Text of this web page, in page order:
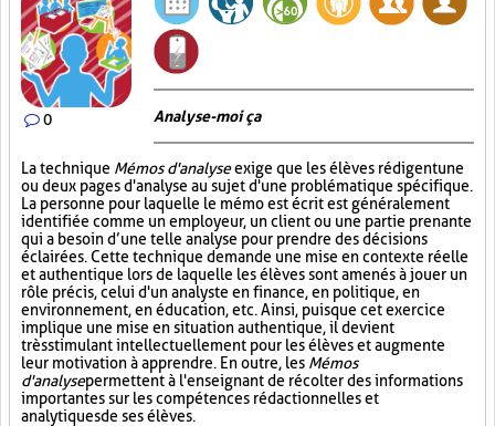
0 Analyse-moi ça
La technique Mémos d'analyseexige que les élèves rédigent une
ou deux pages d'analyse au sujet d'une problématique spécifique.
La personne pour laquelle le mémo est écrit est généralement
identifiée comme un employeur, un client ou une partie prenante
qui a besoin d’une telle analyse pour prendre des décisions
éclairées. Cette technique demande une mise en contexte réelle
et authentique lors de laquelle les élèves sont amenés à jouer un
rôle précis, celui d'un analyste en finance, en politique, en
environnement, en éducation, etc. Ainsi, puisque cet exercice
implique une mise en situation authentique, il devient
très stimulant intellectuellement pour les élèves et augmente
leur motivation à apprendre. En outre, les Mémos
d'analysepermettent à l'enseignant de récolter des informations
importantes sur les compétences rédactionnelles et
analytiques de ses élèves.